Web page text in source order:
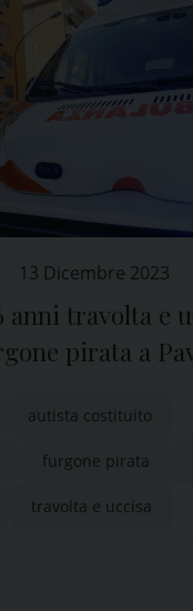
13 Dicembre 2023
anni travolta e
pirata a
autista costituito
furgone pirata
travolta e uccisa